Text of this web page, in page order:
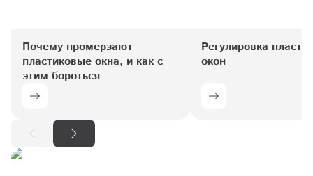
Почему промерзают
пластиковые окна, и как с
этим бороться
Регулировка
окон